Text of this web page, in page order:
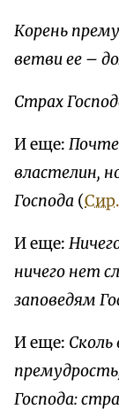
Корень
ветви ее –
Страх
И еще:
властелин,
Господа (
И еще:
ничего нет
заповедям
И еще:
Господа: